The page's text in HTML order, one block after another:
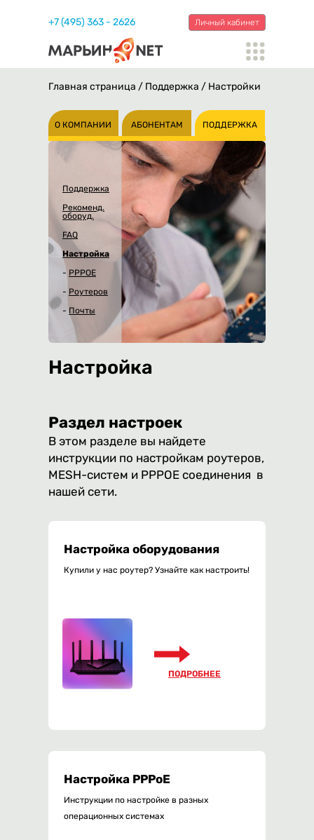
+7 (495) 363 - 2626 Личный кабинет
Главная страница / Поддержка / Настройки
О КОМПАНИИ АБОНЕНТАМ ПОДДЕРЖКА
Поддержка
Рекоменд.
оборуд.
FAQ
Настройка
- PPPOE
- Роутеров
- Почты
Настройка
Раздел настроек
В этом разделе вы найдете
инструкции по настройкам роутеров,
MESH-систем и PPPOE соединения в
нашей сети.
Настройка оборудования
Купили у нас роутер? Узнайте как настроить!
ПОДРОБНЕЕ
Настройка PPPoE
Инструкции по настройке в разных
операционных системах